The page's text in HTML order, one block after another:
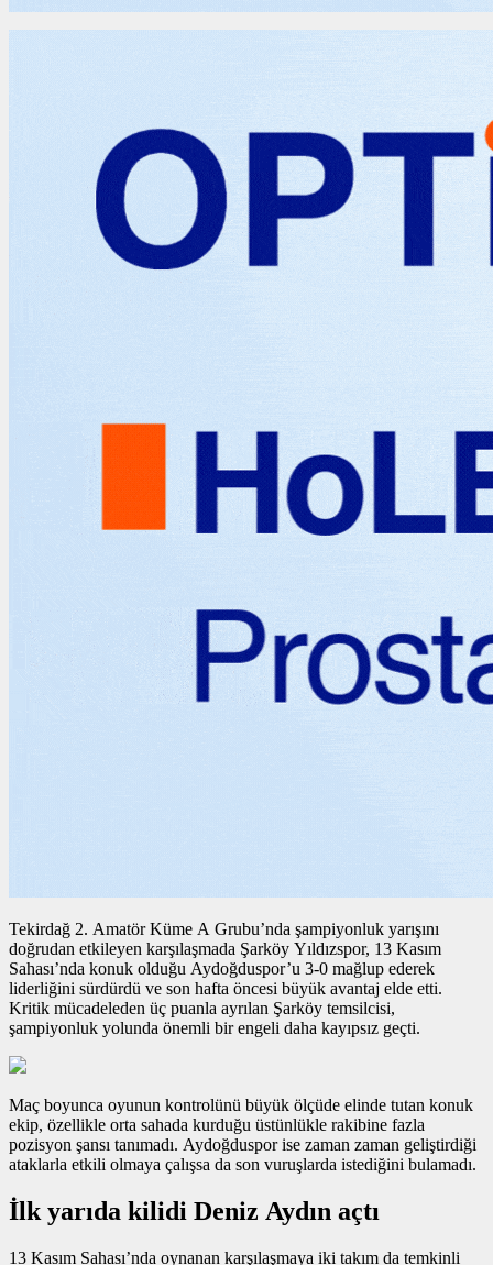
Tekirdağ 2. Amatör Küme A Grubu’nda şampiyonluk yarışını
doğrudan etkileyen karşılaşmada Şarköy Yıldızspor, 13 Kasım
Sahası’nda konuk olduğu Aydoğduspor’u 3-0 mağlup ederek
liderliğini sürdürdü ve son hafta öncesi büyük avantaj elde etti.
Kritik mücadeleden üç puanla ayrılan Şarköy temsilcisi,
şampiyonluk yolunda önemli bir engeli daha kayıpsız geçti.
Maç boyunca oyunun kontrolünü büyük ölçüde elinde tutan konuk
ekip, özellikle orta sahada kurduğu üstünlükle rakibine fazla
pozisyon şansı tanımadı. Aydoğduspor ise zaman zaman geliştirdiği
ataklarla etkili olmaya çalışsa da son vuruşlarda istediğini bulamadı.
İlk yarıda kilidi Deniz Aydın açtı
13 Kasım Sahası’nda oynanan karşılaşmaya iki takım da temkinli